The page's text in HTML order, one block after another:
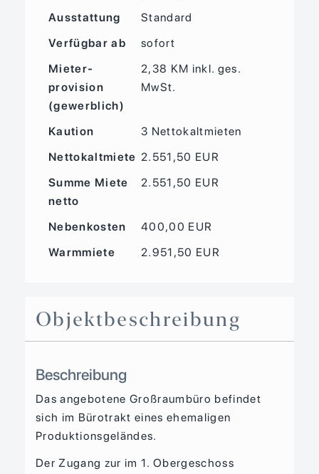
Ausstattung
Standard
Verfügbar ab
sofort
Mieter­
provision
(gewerblich)
2,38 KM inkl. ges.
MwSt.
Kaution
3 Nettokaltmieten
Nettokaltmiete 2.551,50 EUR
Summe Miete
netto
2.551,50 EUR
Nebenkosten
400,00 EUR
Warmmiete
2.951,50 EUR
Objekt­beschreibung
Beschreibung
Das angebotene Großraumbüro befindet
sich im Bürotrakt eines ehemaligen
Produktionsgeländes.
Der Zugang zur im 1. Obergeschoss